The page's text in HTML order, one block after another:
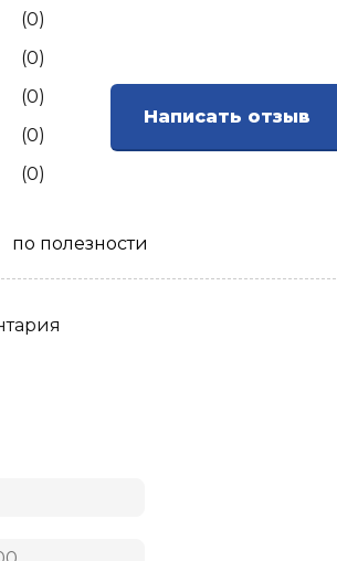
(0)
(0)
(0)
(0)
(0)
Написать отзыв
по полезности